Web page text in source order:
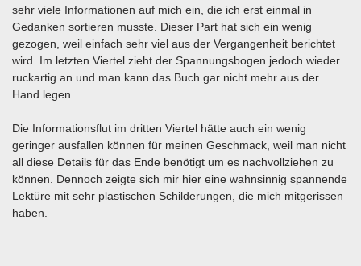
sehr viele Informationen auf mich ein, die ich erst einmal in
Gedanken sortieren musste. Dieser Part hat sich ein wenig
gezogen, weil einfach sehr viel aus der Vergangenheit berichtet
wird. Im letzten Viertel zieht der Spannungsbogen jedoch wieder
ruckartig an und man kann das Buch gar nicht mehr aus der
Hand legen.
Die Informationsflut im dritten Viertel hätte auch ein wenig
geringer ausfallen können für meinen Geschmack, weil man nicht
all diese Details für das Ende benötigt um es nachvollziehen zu
können. Dennoch zeigte sich mir hier eine wahnsinnig spannende
Lektüre mit sehr plastischen Schilderungen, die mich mitgerissen
haben.